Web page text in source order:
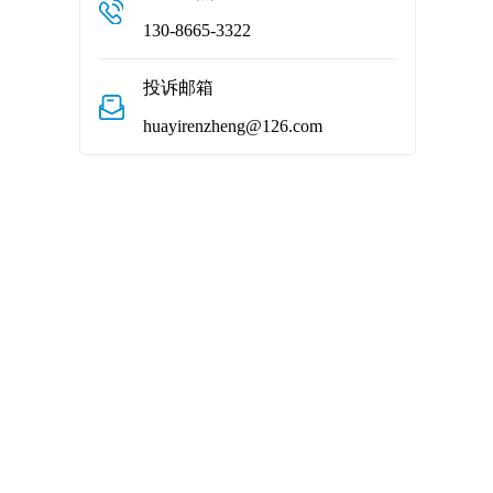
130-8665-3322
投诉邮箱
huayirenzheng@126.com